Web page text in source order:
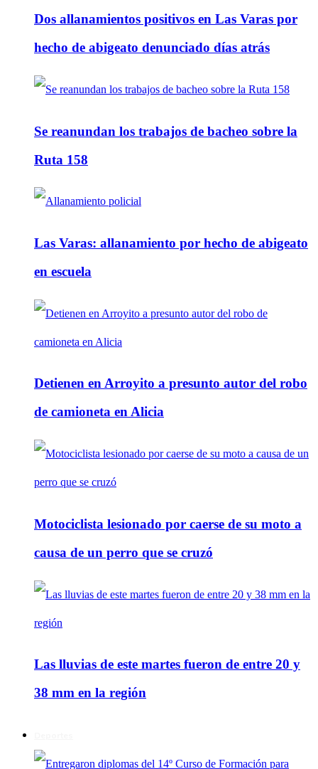
Dos allanamientos positivos en Las Varas por
hecho de abigeato denunciado días atrás
Se reanundan los trabajos de bacheo sobre la
Ruta 158
Las Varas: allanamiento por hecho de abigeato
en escuela
Detienen en Arroyito a presunto autor del robo
de camioneta en Alicia
Motociclista lesionado por caerse de su moto a
causa de un perro que se cruzó
Las lluvias de este martes fueron de entre 20 y
38 mm en la región